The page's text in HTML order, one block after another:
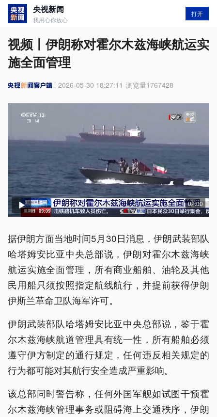
央视新闻
我用心你放心
打开
视频丨伊朗称对霍尔木兹海峡航运实
施全面管理
2026-05-30 18:27:11 浏览量1767428
02:00
据伊朗方面当地时间5月30日消息，伊朗武装部队
哈塔姆安比亚中央总部说，伊朗对霍尔木兹海峡
航运实施全面管理，所有商业船舶、油轮及其他
民用船只须按照指定航线航行，并提前获得伊朗
伊斯兰革命卫队海军许可。
伊朗武装部队哈塔姆安比亚中央总部说，鉴于霍
尔木兹海峡航道管理具有统一性，所有船舶必须
遵守伊方制定的通行规定，任何违反相关规定的
行为都可能对其航行安全造成严重影响。
该总部同时警告称，任何外国军舰如试图干预霍
尔木兹海峡管理事务或阻碍海上交通秩序，伊朗